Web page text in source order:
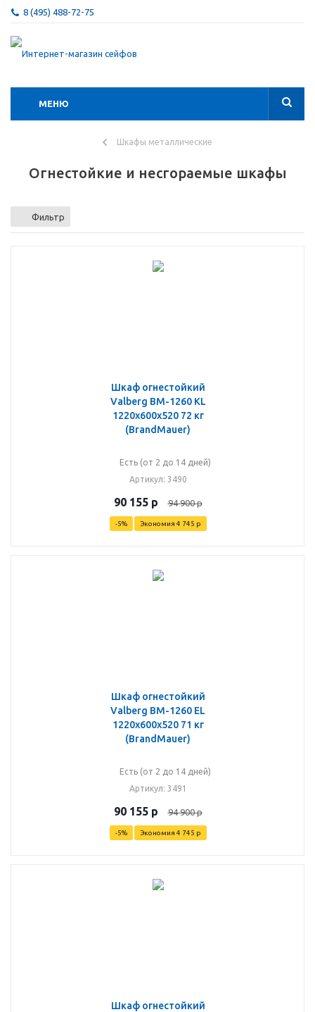
8 (495) 488-72-75
МЕНЮ
Шкафы металлические
Огнестойкие и несгораемые шкафы
Фильтр
Шкаф огнестойкий
Valberg BM-1260 KL
1220x600x520 72 кг
(BrandMauer)
Есть (от 2 до 14 дней)
Артикул: 3490
90 155р 94 900р
-5% Экономия 4 745 р
Шкаф огнестойкий
Valberg BM-1260 EL
1220x600x520 71 кг
(BrandMauer)
Есть (от 2 до 14 дней)
Артикул: 3491
90 155р 94 900р
-5% Экономия 4 745 р
Шкаф огнестойкий